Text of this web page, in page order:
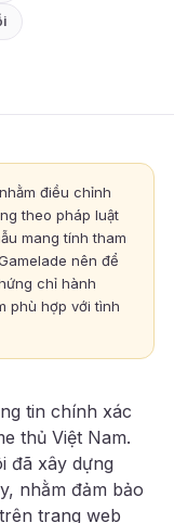
điều chỉnh
theo pháp luật
mang tính tham
nên để
chỉ hành
phù hợp với tình
tin chính xác
thủ Việt Nam.
đã xây dựng
nhằm đảm bảo
trang web